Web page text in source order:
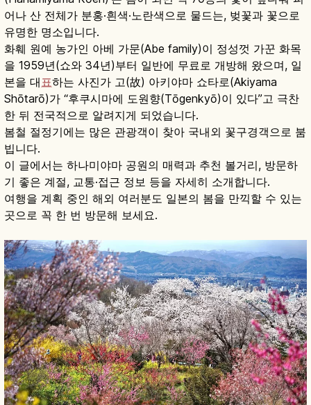
어나 산 전체가 분홍·흰색·노란색으로 물드는, 벚꽃과 꽃으로
유명한 명소입니다.
화훼 원예 농가인 아베 가문(Abe family)이 정성껏 가꾼 화목
을 1959년(쇼와 34년)부터 일반에 무료로 개방해 왔으며, 일
본을 대표하는 사진가 고(故) 아키야마 쇼타로(Akiyama
Shōtarō)가 “후쿠시마에 도원향(Tōgenkyō)이 있다”고 극찬
한 뒤 전국적으로 알려지게 되었습니다.
봄철 절정기에는 많은 관광객이 찾아 국내외 꽃구경객으로 붐
빕니다.
이 글에서는 하나미야마 공원의 매력과 추천 볼거리, 방문하
기 좋은 계절, 교통·접근 정보 등을 자세히 소개합니다.
여행을 계획 중인 해외 여러분도 일본의 봄을 만끽할 수 있는
곳으로 꼭 한 번 방문해 보세요.